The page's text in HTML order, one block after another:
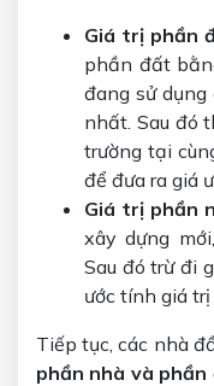
Giá trị phần
phần đất
đang sử
nhất. Sau đó
trường tại
để đưa ra giá
Giá trị phần
xây dựng
Sau đó trừ đi
ước tính giá
Tiếp tục, các nhà
phần nhà và phần